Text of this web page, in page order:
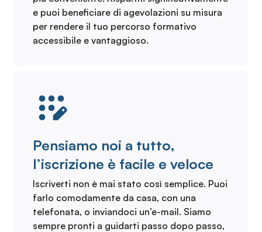
e puoi beneficiare di agevolazioni su misura
per rendere il tuo percorso formativo
accessibile e vantaggioso.
Pensiamo noi a tutto,
l’iscrizione è facile e veloce
Iscriverti non è mai stato così semplice. Puoi
farlo comodamente da casa, con una
telefonata, o inviandoci un’e-mail. Siamo
sempre pronti a guidarti passo dopo passo,